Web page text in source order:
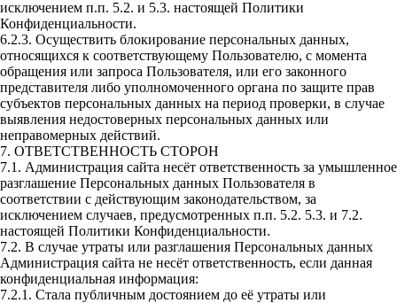
исключением п.п. 5.2. и 5.3. настоящей Политики
Конфиденциальности.
6.2.3. Осуществить блокирование персональных данных,
относящихся к соответствующему Пользователю, с момента
обращения или запроса Пользователя, или его законного
представителя либо уполномоченного органа по защите прав
субъектов персональных данных на период проверки, в случае
выявления недостоверных персональных данных или
неправомерных действий.
7. ОТВЕТСТВЕННОСТЬ СТОРОН
7.1. Администрация сайта несёт ответственность за умышленное
разглашение Персональных данных Пользователя в
соответствии с действующим законодательством, за
исключением случаев, предусмотренных п.п. 5.2. 5.3. и 7.2.
настоящей Политики Конфиденциальности.
7.2. В случае утраты или разглашения Персональных данных
Администрация сайта не несёт ответственность, если данная
конфиденциальная информация:
7.2.1. Стала публичным достоянием до её утраты или